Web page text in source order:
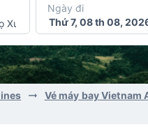
Xuân
Ngày đi
Thứ 7, 08 th 08,
Vé máy bay Vietnam